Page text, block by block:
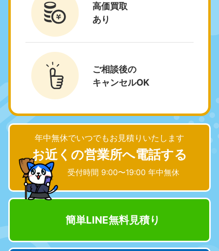
高価買取
あり
ご相談後の
キャンセルOK
年中無休でいつでもお見積りいたします
お近くの営業所へ電話する
受付時間 9:00〜19:00 年中無休
簡単LINE無料見積り
050-1881-5270
9:00〜19:00 年中無休
050-1881-5269
群馬県
050-1881-5267
9:00〜19:00 年中無休
中部
愛知県
050-1881-5255
9:00〜19:00 年中無休
050-1881-5259
9:00〜19:00 年中無休
静岡県
050-1881-5256
9:00〜19:00 年中無休
長野県
050-1881-5260
9:00〜19:00 年中無休
福井県
050-1881-5258
石川県
050-1881-5261
050-1881-5262 050-1881-5257